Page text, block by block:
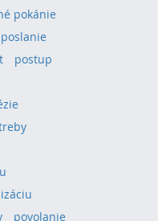
pokánie
poslanie
postup
povolanie